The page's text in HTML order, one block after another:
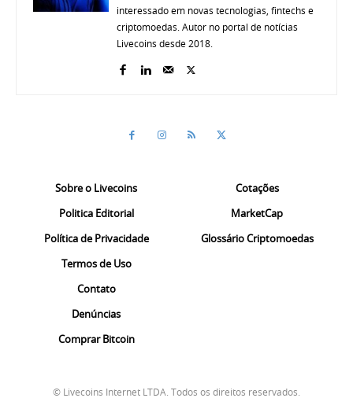
interessado em novas tecnologias, fintechs e
criptomoedas. Autor no portal de notícias
Livecoins desde 2018.
Sobre o Livecoins
Politica Editorial
Política de Privacidade
Termos de Uso
Contato
Denúncias
Comprar Bitcoin
Cotações
MarketCap
Glossário Criptomoedas
© Livecoins Internet LTDA. Todos os direitos reservados.